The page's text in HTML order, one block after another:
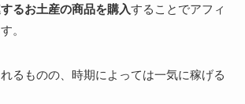
るお土産の商品を購入することでアフィ
。
るものの、時期によっては一気に稼げる